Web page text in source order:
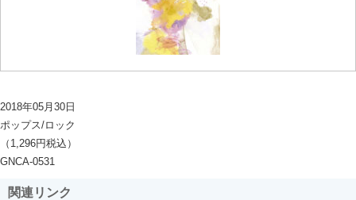
2018年05月30日
ポップス/ロック
（1,296円税込）
GNCA-0531
関連リンク